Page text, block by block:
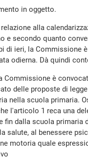
in oggetto.
alla
e secondo quanto
di ieri, la Commissione
odierna. Dà quindi
Commissione è
delle proposte di
nella scuola primaria.
l'articolo 1 reca una
fin dalla scuola primaria
salute, al benessere
motoria quale